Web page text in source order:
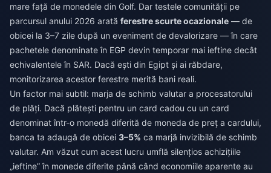
mare față de monedele din Golf. Dar testele comunității pe
parcursul anului 2026 arată ferestre scurte ocazionale — de
obicei la 3–7 zile după un eveniment de devalorizare — în care
pachetele denominate în EGP devin temporar mai ieftine decât
echivalentele în SAR. Dacă ești din Egipt și ai răbdare,
monitorizarea acestor ferestre merită bani reali.
Un factor mai subtil: marja de schimb valutar a procesatorului
de plăți. Dacă plătești pentru un card cadou cu un card
denominat într-o monedă diferită de moneda de preț a cardului,
banca ta adaugă de obicei 3–5% ca marjă invizibilă de schimb
valutar. Am văzut cum acest lucru umflă silențios achizițiile
„ieftine” în monede diferite până când economiile aparente au